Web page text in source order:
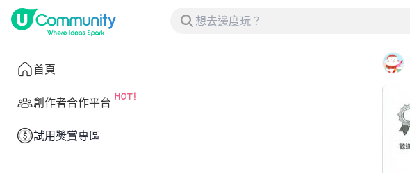
首頁
創作者合作平台
試用獎賞專區